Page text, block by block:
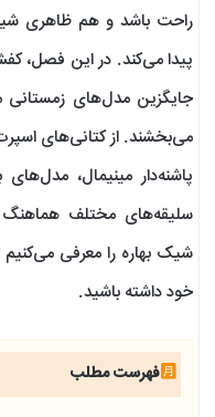
راحت باشد و هم ظاهری
پیدا می‌کند. در این فصل،
جایگزین مدل‌های زمستانی
می‌بخشند. از کتانی‌های
پاشنه‌دار مینیمال، مدل‌های
شیک بهاره را معرفی می‌کنیم
خود داشته باشید.
فهرست مطلب